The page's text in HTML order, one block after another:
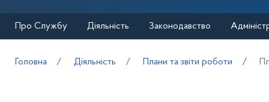
Про Службу Діяльність Законодавство
Головна Діяльність Плани та звіти роботи